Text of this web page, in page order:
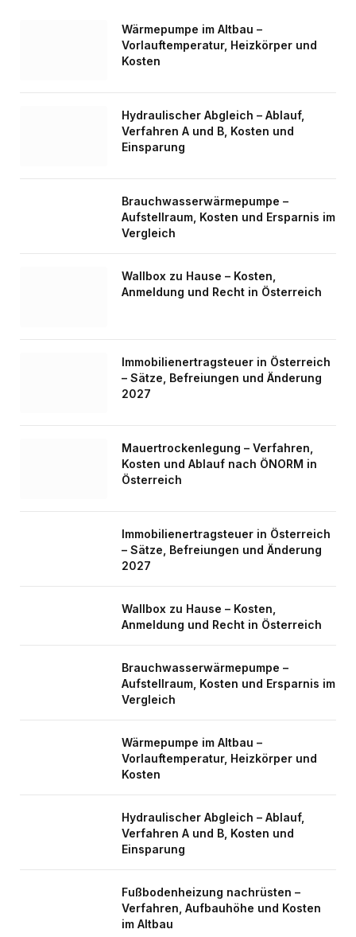
Wärmepumpe im Altbau –
Vorlauftemperatur, Heizkörper und
Kosten
Hydraulischer Abgleich – Ablauf,
Verfahren A und B, Kosten und
Einsparung
Brauchwasserwärmepumpe –
Aufstellraum, Kosten und Ersparnis im
Vergleich
Wallbox zu Hause – Kosten,
Anmeldung und Recht in Österreich
Immobilienertragsteuer in Österreich
– Sätze, Befreiungen und Änderung
2027
Mauertrockenlegung – Verfahren,
Kosten und Ablauf nach ÖNORM in
Österreich
Immobilienertragsteuer in Österreich
– Sätze, Befreiungen und Änderung
2027
Wallbox zu Hause – Kosten,
Anmeldung und Recht in Österreich
Brauchwasserwärmepumpe –
Aufstellraum, Kosten und Ersparnis im
Vergleich
Wärmepumpe im Altbau –
Vorlauftemperatur, Heizkörper und
Kosten
Hydraulischer Abgleich – Ablauf,
Verfahren A und B, Kosten und
Einsparung
Fußbodenheizung nachrüsten –
Verfahren, Aufbauhöhe und Kosten
im Altbau